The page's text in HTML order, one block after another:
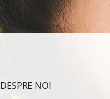
DESPRE NOI